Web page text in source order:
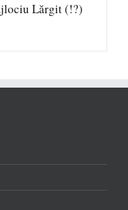
Lărgit (!?)